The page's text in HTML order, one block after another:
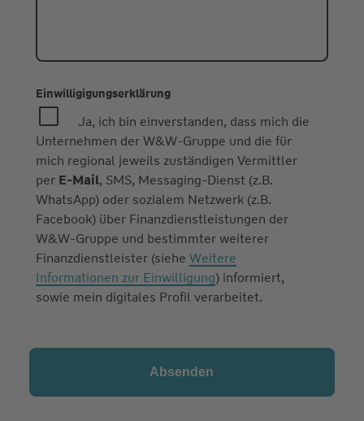
Einwilligigungserklärung
Ja, ich bin einverstanden, dass mich die
Unternehmen der W&W-Gruppe und die für
mich regional jeweils zuständigen Vermittler
per E-Mail, SMS, Messaging-Dienst (z.B.
WhatsApp) oder sozialem Netzwerk (z.B.
Facebook) über Finanzdienstleistungen der
W&W-Gruppe und bestimmter weiterer
Finanzdienstleister (siehe Weitere
Informationen zur Einwilligung) informiert,
sowie mein digitales Profil verarbeitet.